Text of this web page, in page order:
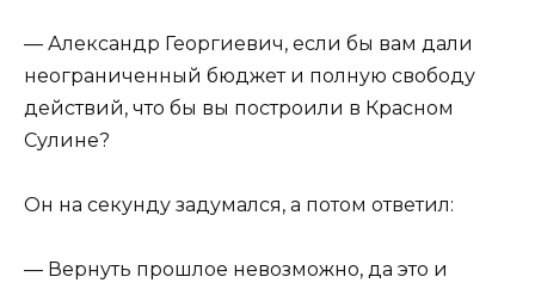
— Александр Георгиевич, если бы вам дали
неограниченный бюджет и полную свободу
действий, что бы вы построили в Красном
Сулине?
Он на секунду задумался, а потом ответил:
— Вернуть прошлое невозможно, да это и